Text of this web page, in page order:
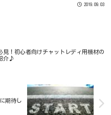
2019.09.03
見！初心者向けチャットレディ用機材の
介♪
期待し